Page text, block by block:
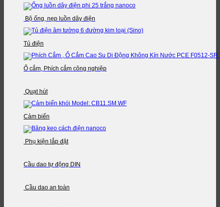
Bộ ống, nẹp luồn dây điện
Tủ điện
Ổ cắm, Phích cắm công nghiệp
Quạt hút
Cảm biến
Phụ kiện lắp đặt
Cầu dao tự động DIN
Cầu dao an toàn